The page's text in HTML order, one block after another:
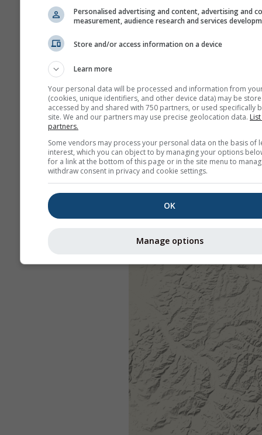
Personalised advertising and content, advertising and
measurement, audience research and services
Store and/or access information on a device
Learn more
Your personal data will be processed and information from
(cookies, unique identifiers, and other device data) may be
accessed by and shared with 750 partners, or used specifically
site. We and our partners may use precise geolocation data.
partners.
Some vendors may process your personal data on the basis of
interest, which you can object to by managing your options
for a link at the bottom of this page or in the site menu to
withdraw consent in privacy and cookie settings.
OK
Manage options